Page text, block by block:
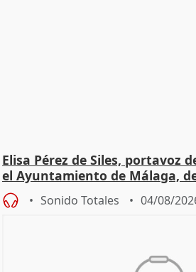
Elisa Pérez de Siles, portavoz
el Ayuntamiento de Málaga,
Sonido Totales 04/08/